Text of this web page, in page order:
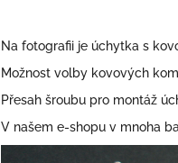
Na fotografii je úchytka s
Možnost volby kovových
Přesah šroubu pro montáž
V našem e-shopu v mnoha